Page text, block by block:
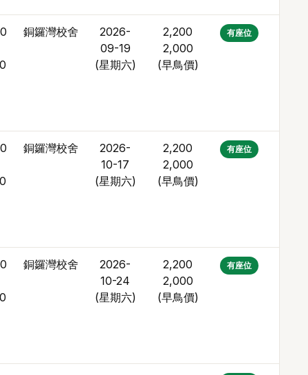
銅鑼灣校舍
2026-
09-19
(星期六)
2,200
2,000
(早鳥價)
有座位
銅鑼灣校舍
2026-
10-17
(星期六)
2,200
2,000
(早鳥價)
有座位
銅鑼灣校舍
2026-
10-24
(星期六)
2,200
2,000
(早鳥價)
有座位